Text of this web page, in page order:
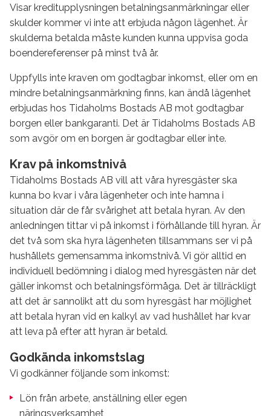
Visar kreditupplysningen betalningsanmärkningar eller
skulder kommer vi inte att erbjuda någon lägenhet. Är
skulderna betalda måste kunden kunna uppvisa goda
boendereferenser på minst två år.
Uppfylls inte kraven om godtagbar inkomst, eller om en
mindre betalningsanmärkning finns, kan ändå lägenhet
erbjudas hos Tidaholms Bostads AB mot godtagbar
borgen eller bankgaranti. Det är Tidaholms Bostads AB
som avgör om en borgen är godtagbar eller inte.
Krav på inkomstnivå
Tidaholms Bostads AB vill att våra hyresgäster ska
kunna bo kvar i våra lägenheter och inte hamna i
situation där de får svårighet att betala hyran. Av den
anledningen tittar vi på inkomst i förhållande till hyran. Är
det två som ska hyra lägenheten tillsammans ser vi på
hushållets gemensamma inkomstnivå. Vi gör alltid en
individuell bedömning i dialog med hyresgästen när det
gäller inkomst och betalningsförmåga. Det är tillräckligt
att det är sannolikt att du som hyresgäst har möjlighet
att betala hyran vid en kalkyl av vad hushållet har kvar
att leva på efter att hyran är betald.
Godkända inkomstslag
Vi godkänner följande som inkomst:
Lön från arbete, anställning eller egen
näringsverksamhet